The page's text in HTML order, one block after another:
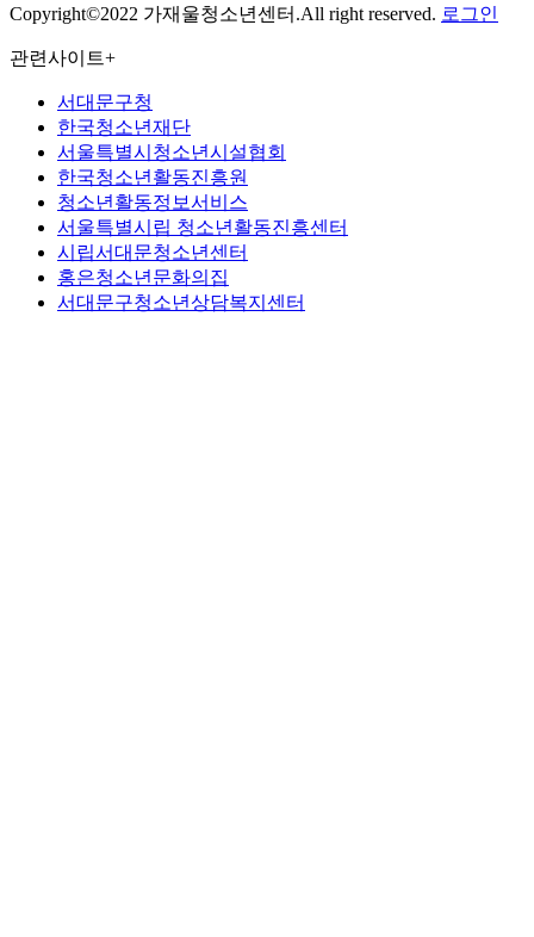
Copyright©2022 가재울청소년센터.All right reserved. 로그인
관련사이트+
서대문구청
한국청소년재단
서울특별시청소년시설협회
한국청소년활동진흥원
청소년활동정보서비스
서울특별시립 청소년활동진흥센터
시립서대문청소년센터
홍은청소년문화의집
서대문구청소년상담복지센터